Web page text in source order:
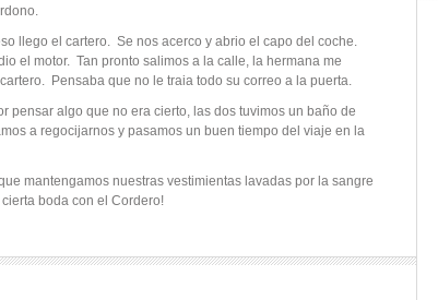
llego el cartero. Se nos acerco y abrio el capo del coche.
el motor. Tan pronto salimos a la calle, la hermana me
Pensaba que no le traia todo su correo a la puerta.
pensar algo que no era cierto, las dos tuvimos un baño de
a regocijarnos y pasamos un buen tiempo del viaje en la
mantengamos nuestras vestimientas lavadas por la sangre
boda con el Cordero!